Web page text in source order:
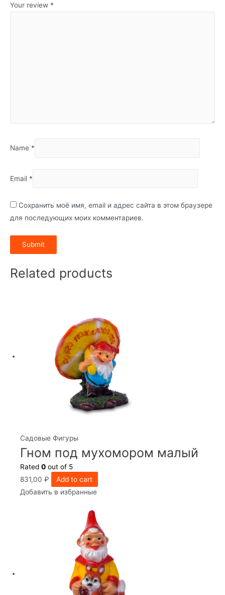
Your review *
Name *
Email *
Сохранить моё имя, email и адрес сайта в этом браузере
для последующих моих комментариев.
Related products
Садовые Фигуры
Гном под мухомором малый
Rated 0 out of 5
831,00 ₽
Add to cart
Добавить в избранные